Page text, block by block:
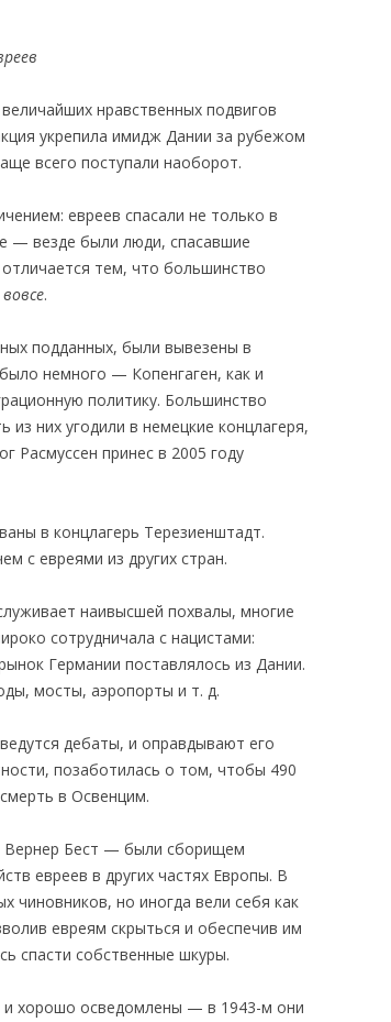
ОТЗЫВЫ, ПРЕДЛОЖЕНИЯ,
УТОЧНЕНИЯ, ДОПОЛНЕНИЯ
нравственных подвигов
укрепила имидж Дании за рубежом
всего поступали наоборот.
евреев спасали не только в
— везде были люди, спасавшие
тем, что большинство
вовсе.
подданных, были вывезены в
немного — Копенгаген, как и
политику. Большинство
них угодили в немецкие концлагеря,
Расмуссен принес в 2005 году
в концлагерь Терезиенштадт.
с евреями из других стран.
наивысшей похвалы, многие
сотрудничала с нацистами:
Германии поставлялось из Дании.
мосты, аэропорты и т. д.
дебаты, и оправдывают его
позаботилась о том, чтобы 490
в Освенцим.
Вернер Бест — были сборищем
евреев в других частях Европы. В
чиновников, но иногда вели себя как
евреям скрыться и обеспечив им
спасти собственные шкуры.
и хорошо осведомлены — в 1943-м они